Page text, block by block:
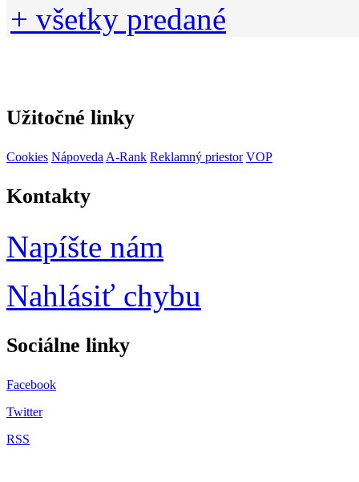
+ všetky predané
Užitočné linky
Cookies Nápoveda A-Rank Reklamný priestor VOP
Kontakty
Napíšte nám
Nahlásiť chybu
Sociálne linky
Facebook
Twitter
RSS